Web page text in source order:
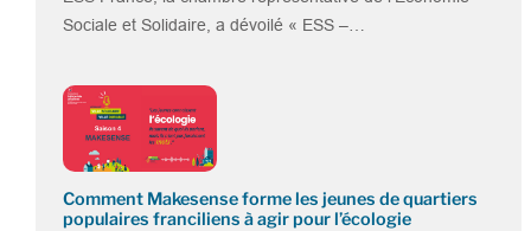
Sociale et Solidaire, a dévoilé « ESS –…
Comment Makesense forme les jeunes de quartiers
populaires franciliens à agir pour l’écologie